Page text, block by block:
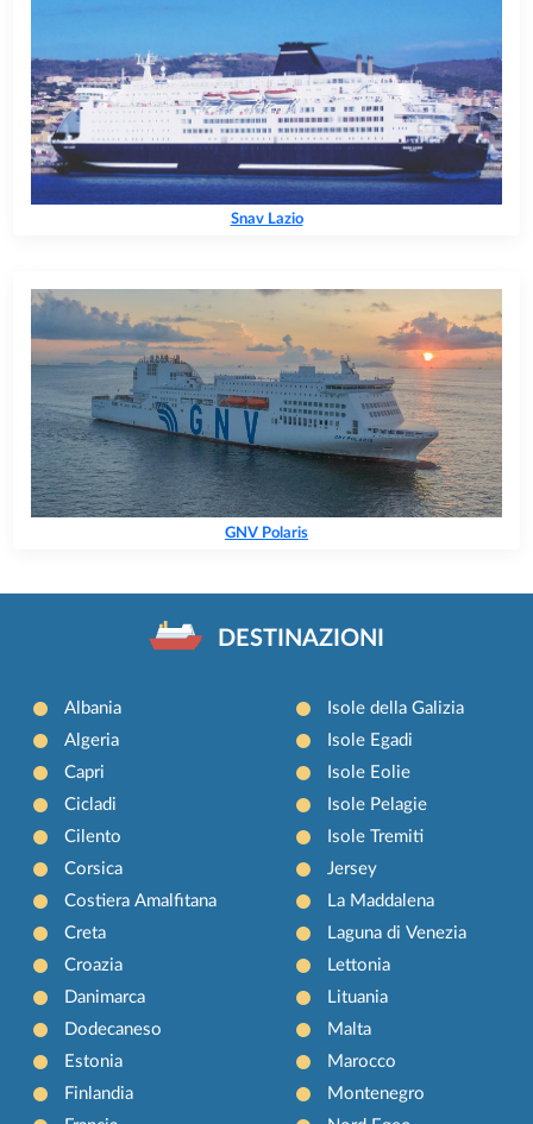
Snav Lazio
GNV Polaris
DESTINAZIONI
Albania
Algeria
Capri
Cicladi
Cilento
Corsica
Costiera Amalfitana
Creta
Croazia
Danimarca
Dodecaneso
Estonia
Finlandia
Isole della Galizia
Isole Egadi
Isole Eolie
Isole Pelagie
Isole Tremiti
Jersey
La Maddalena
Laguna di Venezia
Lettonia
Lituania
Malta
Marocco
Montenegro